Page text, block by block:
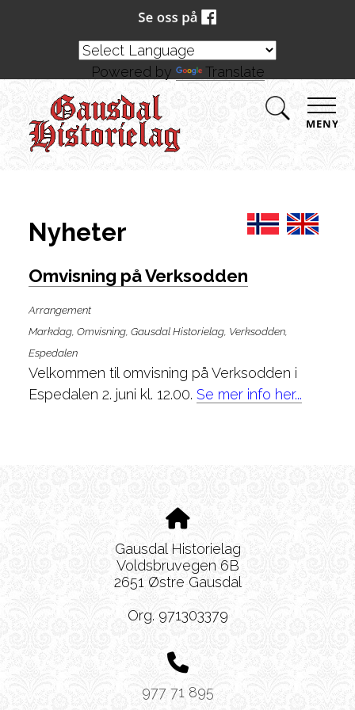
MENY
Nyheter
Omvisning på Verksodden
Arrangement
Markdag, Omvisning, Gausdal Historielag, Verksodden,
Espedalen
Velkommen til omvisning på Verksodden i
Espedalen 2. juni kl. 12.00. Se mer info her...
Powered by Translate
Gausdal Historielag
Voldsbruvegen 6B
2651 Østre Gausdal
Org. 971303379
977 71 895